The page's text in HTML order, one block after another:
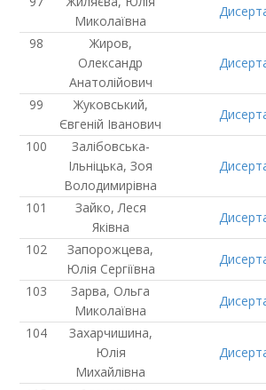
Миколаївна
Жиров,
Олександр
Анатолійович
Жуковський,
Євгеній Іванович
Залібовська-
Ільніцька, Зоя
Володимирівна
Зайко, Леся
Яківна
Запорожцева,
Юлія Сергіївна
Зарва, Ольга
Миколаївна
Захарчишина,
Юлія
Михайлівна